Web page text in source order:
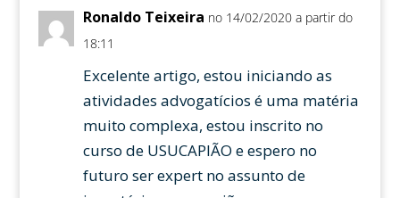
Ronaldo Teixeira no 14/02/2020 a partir do
18:11
Excelente artigo, estou iniciando as
atividades advogatícios é uma matéria
muito complexa, estou inscrito no
curso de USUCAPIÃO e espero no
futuro ser expert no assunto de